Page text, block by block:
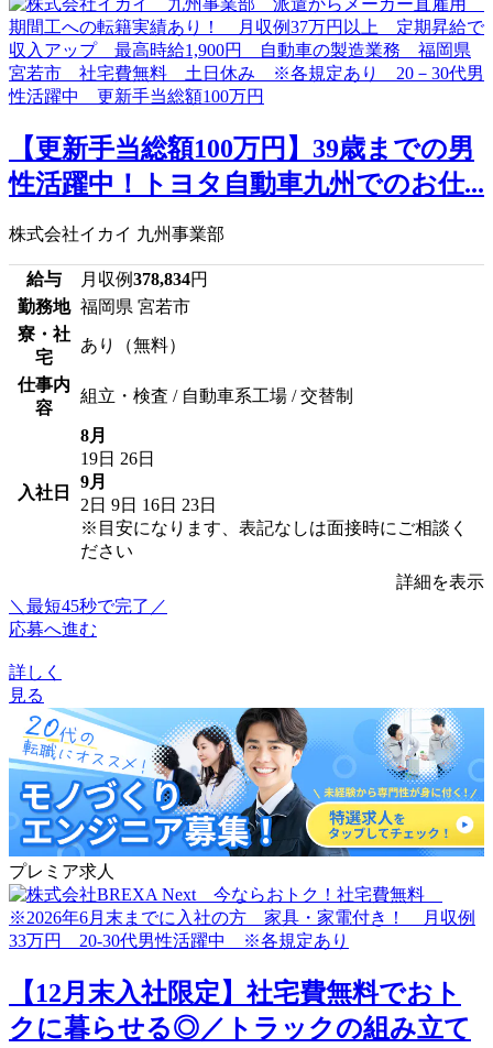
【更新手当総額100万円】39歳までの男
性活躍中！トヨタ自動車九州でのお仕...
株式会社イカイ 九州事業部
給与 月収例378,834円
勤務地 福岡県 宮若市
寮・社
宅
あり（無料）
仕事内
容
組立・検査 / 自動車系工場 / 交替制
入社日
8月
19日 26日
9月
2日 9日 16日 23日
※目安になります、表記なしは面接時にご相談く
ださい
詳細を表示
＼最短45秒で完了／
応募へ進む
詳しく
見る
プレミア求人
【12月末入社限定】社宅費無料でおト
クに暮らせる◎／トラックの組み立て